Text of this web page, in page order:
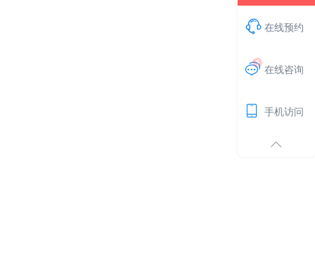
 在线预约

1 在线咨询
 手机访问